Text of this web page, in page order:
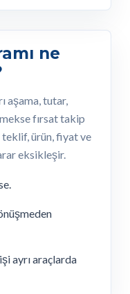
ne
aşama, tutar,
fırsat takip
ürün, fiyat ve
eksikleşir.
ayrı araçlarda